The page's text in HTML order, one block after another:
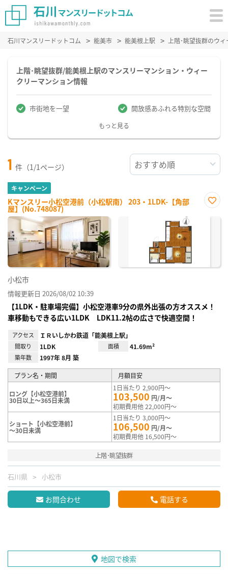
石川マンスリードットコム 能美市 能美根上駅 上階･眺望抜群のウ
上階･眺望抜群/能美根上駅のマンスリーマンション・ウィー
クリーマンション情報
市街地を一望 開放感あふれる特別な空間
もっと見る
1 件（1/1ページ）
キャンペーン
Kマンスリー小松空港前（小松駅南） 203・1LDK-【角部
屋】(No.748087)
に入
小松市
情報更新日 2026/08/02 10:39
【1LDK・駐車場完備】小松空港車9分の県外出張の方オススメ！
車移動もできる広い1LDK LDK11.2帖の広さで快適空間！
アクセス ＩＲいしかわ鉄道「能美根上駅」
間取り 1LDK 面積 41.69m²
築年数 1997年 8月 築
プラン名・期間 月額目安
ロング【小松空港前】
30日以上～365日未満
1日当たり 2,900円～
103,500 円/月～
初期費用他 22,000円～
ショート【小松空港前】
～30日未満
1日当たり 3,000円～
106,500 円/月～
初期費用他 16,500円～
上階･眺望抜群
石川県 小松市
お問合わせ 電話する
地図で検索